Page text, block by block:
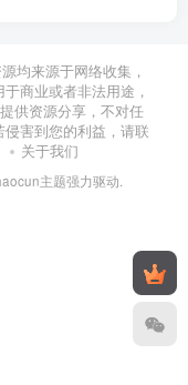
均来源于网络收集，
商业或者非法用途，
供资源分享，不对任
害到您的利益，请联
关于我们
主题强力驱动.